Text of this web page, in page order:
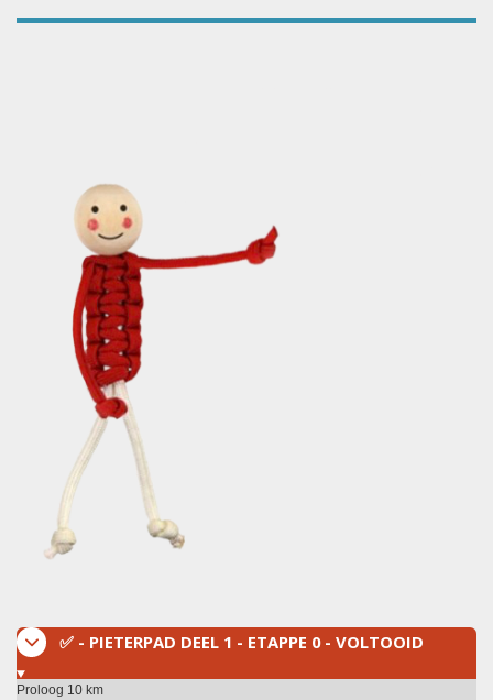
✅ - PIETERPAD DEEL 1 - ETAPPE 0 - VOLTOOID
Proloog 10 km